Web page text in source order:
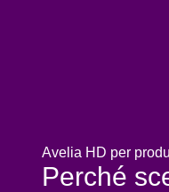
Avelia HD per
Perché